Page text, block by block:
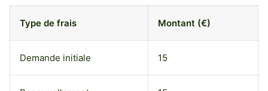
Type de frais Montant (€)
Demande initiale 15